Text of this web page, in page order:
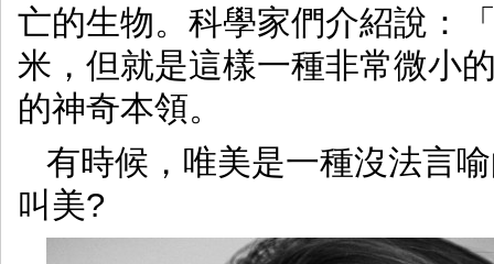
亡的生物。科學家們介紹說：
米，但就是這樣一種非常微小
的神奇本領。
有時候，唯美是一種沒法言
叫美?